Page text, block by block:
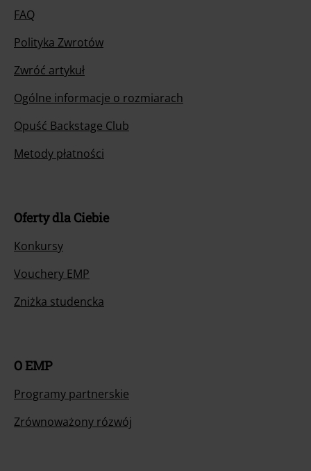
FAQ
Polityka Zwrotów
Zwróć artykuł
Ogólne informacje o rozmiarach
Opuść Backstage Club
Metody płatności
Oferty dla Ciebie
Konkursy
Vouchery EMP
Zniżka studencka
O EMP
Programy partnerskie
Zrównoważony rózwój